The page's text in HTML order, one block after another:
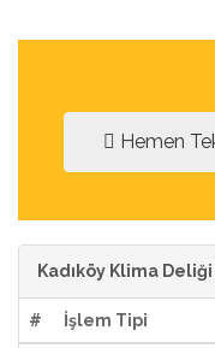
Hemen
Kadıköy Klima
# İşlem Tipi